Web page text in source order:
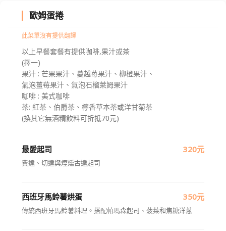
歐姆蛋捲
此菜單沒有提供翻譯
以上早餐套餐有提供咖啡,果汁或茶
(擇一)
果汁 : 芒果果汁、蔓越苺果汁、柳橙果汁、
氣泡薑莓果汁、氣泡石榴萊姆果汁
咖啡 : 美式咖啡
茶: 紅茶、伯爵茶、檸香草本茶或洋甘菊茶
(換其它無酒精飲料可折抵70元)
最愛起司 320元
費達、切達與煙燻古達起司
西班牙馬鈴薯烘蛋 350元
傳統西班牙馬鈴薯料理。搭配帕瑪森起司、菠菜和焦糖洋蔥